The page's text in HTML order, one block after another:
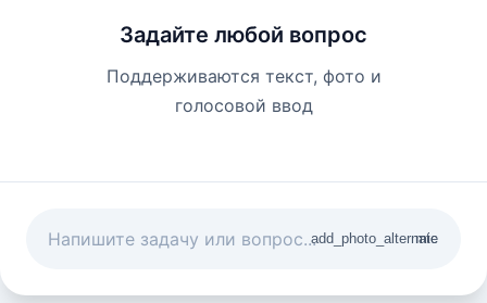
Задайте любой вопрос
Поддерживаются текст, фото и
голосовой ввод
add_photo_alternate
mic